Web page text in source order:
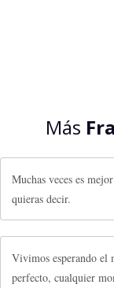
Más
Muchas veces es
quieras decir.
Vivimos esperando el
perfecto, cualquier